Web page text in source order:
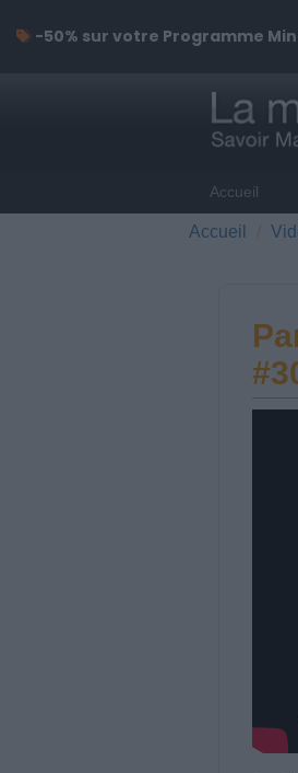
Accueil
Accueil
-50% sur votre Programme